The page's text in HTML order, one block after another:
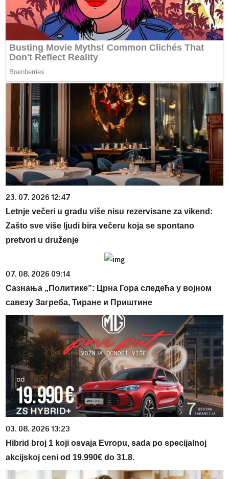
23. 07. 2026 12:47
Letnje večeri u gradu više nisu rezervisane za vikend:
Zašto sve više ljudi bira večeru koja se spontano
pretvori u druženje
07. 08. 2026 09:14
Сазнања „Политике”: Црна Гора следећа у војном
савезу Загреба, Тиране и Приштине
03. 08. 2026 13:23
Hibrid broj 1 koji osvaja Evropu, sada po specijalnoj
akcijskoj ceni od 19.990€ do 31.8.